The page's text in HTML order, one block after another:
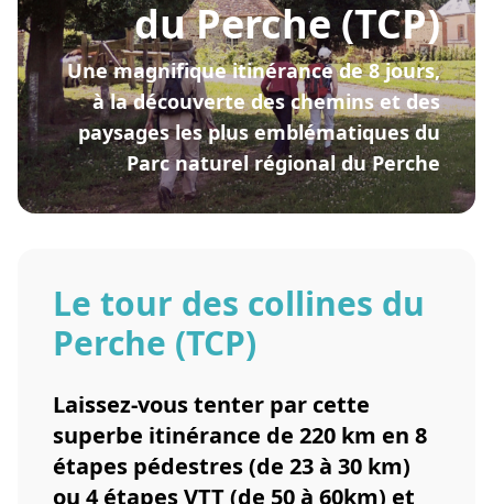
du Perche (TCP)
Une magnifique itinérance de 8 jours,
à la découverte des chemins et des
paysages les plus emblématiques du
Parc naturel régional du Perche
Le tour des collines du
Perche (TCP)
Laissez-vous tenter par cette
superbe itinérance de 220 km en 8
étapes pédestres (de 23 à 30 km)
ou 4 étapes VTT (de 50 à 60km) et